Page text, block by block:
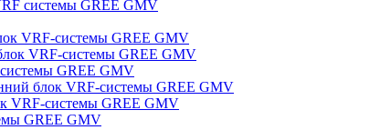
системы GREE GMV
VRF-системы GREE GMV
VRF-системы GREE GMV
GREE GMV
блок VRF-системы GREE GMV
VRF-системы GREE GMV
GREE GMV